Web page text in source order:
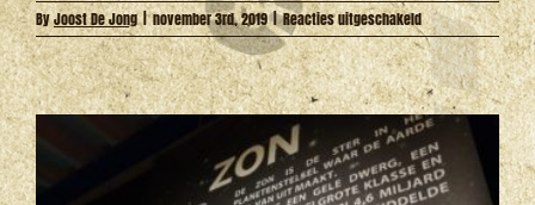
ByJoost De Jong | november 3rd, 2019 | Reacties uitgeschakeldvoor
75
jaar
Scouting
St.
Hubertus!